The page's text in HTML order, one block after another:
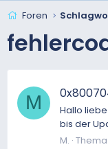
Foren
M
Hallo
bis der
M. Thema